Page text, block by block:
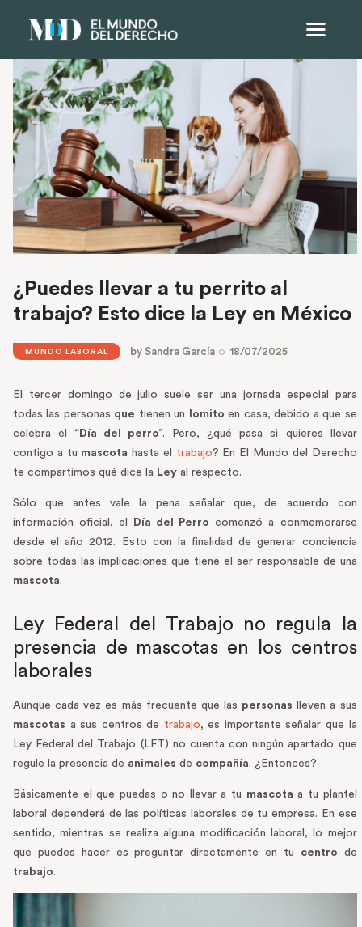
¿Puedes llevar a tu perrito al
trabajo? Esto dice la Ley en México
MUNDO LABORAL bySandra García 18/07/2025
El tercer domingo de julio suele ser una jornada especial para
todas las personas que tienen un lomito en casa, debido a que se
celebra el “ Día del perro”. Pero, ¿qué pasa si quieres llevar
contigo a tu mascota hasta el trabajo? En El Mundo del Derecho
te compartimos qué dice la Ley al respecto.
Sólo que antes vale la pena señalar que, de acuerdo con
información oficial, el
Día del Perro comenzó a conmemorarse
desde el año 2012. Esto con la finalidad de generar conciencia
sobre todas las implicaciones que tiene el ser responsable de una
mascota.
Ley Federal del Trabajo no regula la
presencia de mascotas en los centros
laborales
Aunque cada vez es más frecuente que las personas lleven a sus
mascotas a sus centros de trabajo, es importante señalar que la
Ley Federal del Trabajo (LFT) no cuenta con ningún apartado que
regule la presencia de animales de compañía. ¿Entonces?
Básicamente el que puedas o no llevar a tu mascota a tu plantel
laboral dependerá de las políticas laborales de tu empresa. En ese
sentido, mientras se realiza alguna modificación laboral, lo mejor
que puedes hacer es preguntar directamente en tu centro de
trabajo.